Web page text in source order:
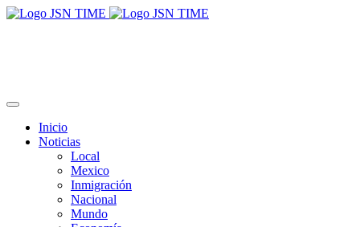
Inicio
Noticias
Local
Mexico
Inmigración
Nacional
Mundo